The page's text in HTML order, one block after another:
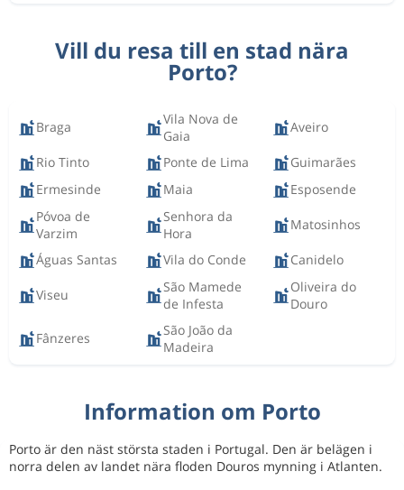
Vill du resa till en stad nära
Porto?
Braga
Vila Nova de
Gaia
Aveiro
Rio Tinto Ponte de Lima
Guimarães
Ermesinde
Maia
Esposende
Póvoa de
Varzim
Senhora da
Hora
Matosinhos
Águas Santas Vila do Conde Canidelo
Viseu
São Mamede
de Infesta
Oliveira do
Douro
Fânzeres
São João da
Madeira
Information om Porto
Porto är den näst största staden i Portugal. Den är belägen i
norra delen av landet nära floden Douros mynning i Atlanten.